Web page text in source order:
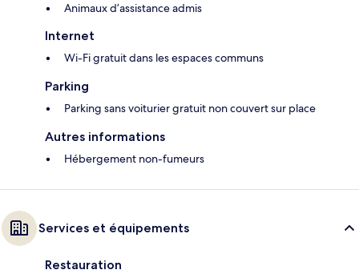
Animaux d’assistance admis
Internet
Wi-Fi gratuit dans les espaces communs
Parking
Parking sans voiturier gratuit non couvert sur place
Autres informations
Hébergement non-fumeurs
Services et équipements
Restauration